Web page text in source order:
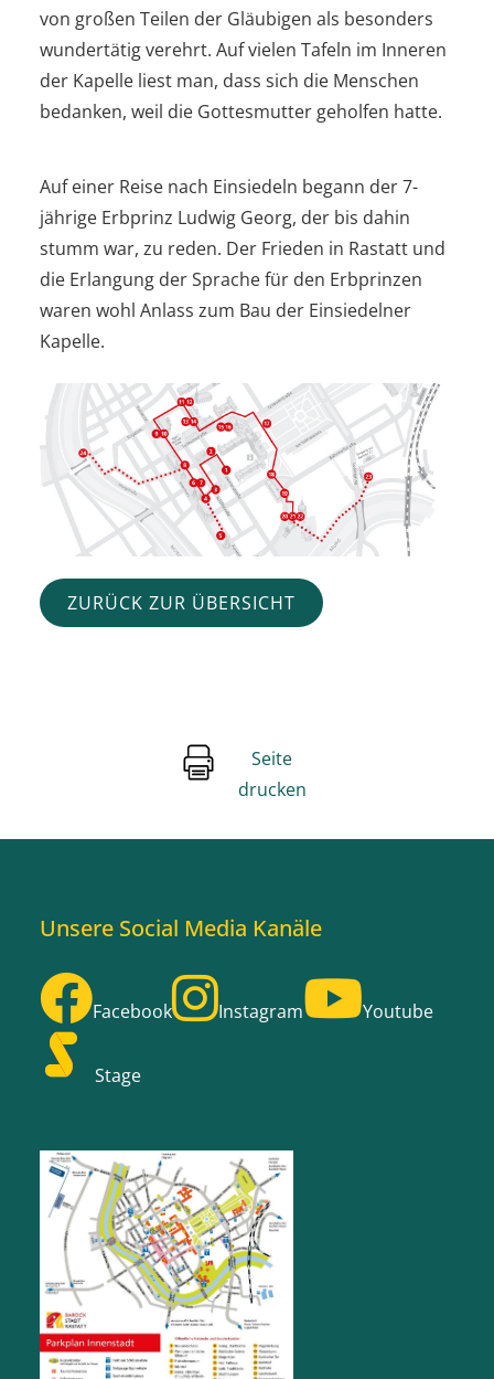
von großen Teilen der Gläubigen als besonders
wundertätig verehrt. Auf vielen Tafeln im Inneren
der Kapelle liest man, dass sich die Menschen
bedanken, weil die Gottesmutter geholfen hatte.
Auf einer Reise nach Einsiedeln begann der 7-
jährige Erbprinz Ludwig Georg, der bis dahin
stumm war, zu reden. Der Frieden in Rastatt und
die Erlangung der Sprache für den Erbprinzen
waren wohl Anlass zum Bau der Einsiedelner
Kapelle.
ZURÜCK ZUR ÜBERSICHT
Seite
drucken
Unsere Social Media Kanäle
Facebook Instagram Youtube
Stage